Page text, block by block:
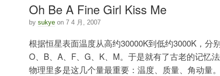
Oh Be A Fine Girl Kiss Me
by sukyeon 7 4 月, 2007
根据恒星表面温度从高约30000K到低约3000K，分
O、B、A、F、G、K、M。于是就有了古老的记忆
物理里多是这几个量最重要：温度、质量、角动量